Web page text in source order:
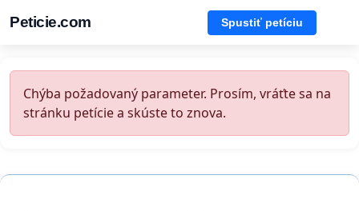
Peticie.com Spustiť petíciu
Chýba požadovaný parameter. Prosím, vráťte sa na
stránku petície a skúste to znova.